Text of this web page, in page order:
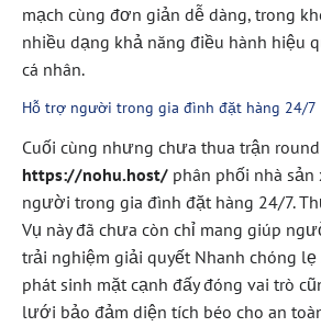
mạch cùng đơn giản dễ dàng, trong
nhiều dạng khả năng điều hành hiệu
cá nhân.
Hỗ trợ người trong gia đình đặt hàng 24/7
Cuối cùng nhưng chưa thua trận
https://nohu.host/ phân phối nhà
người trong gia đình đặt hàng 24/7.
Vụ này đã chưa còn chỉ mang giúp
trải nghiệm giải quyết Nhanh chóng lẹ
phát sinh mặt cạnh đấy đóng vai trò
lưới bảo đảm diện tích béo cho an